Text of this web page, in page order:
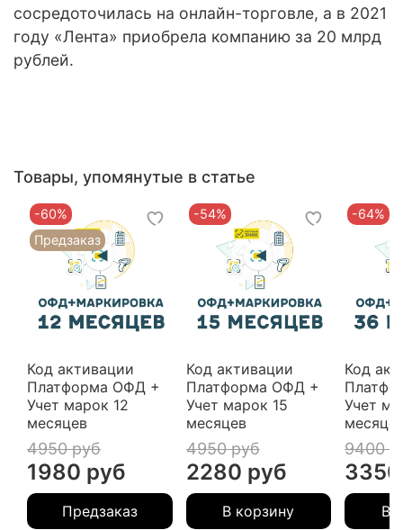
сосредоточилась на онлайн-торговле, а в 2021
году «Лента» приобрела компанию за 20 млрд
рублей.
Товары, упомянутые в статье
-60%
Предзаказ
Код активации
Платформа ОФД +
Учет марок 12
месяцев
4950 руб
1980 руб
Предзаказ
-54%
Код активации
Платформа ОФД +
Учет марок 15
месяцев
4950 руб
2280 руб
В корзину
-64%
Код
Учет
9400
В